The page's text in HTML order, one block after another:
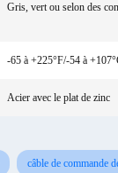
Gris, vert ou selon des
-65 à +225°F/-54 à
Acier avec le plat de zinc
câble de commande